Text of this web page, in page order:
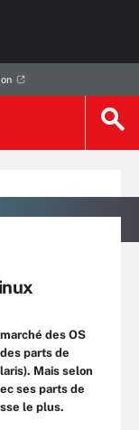
des OS
parts de
Mais selon
ses parts de
le plus.